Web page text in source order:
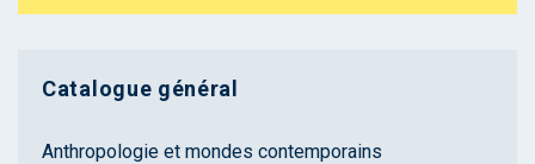
Catalogue général
Anthropologie et mondes contemporains